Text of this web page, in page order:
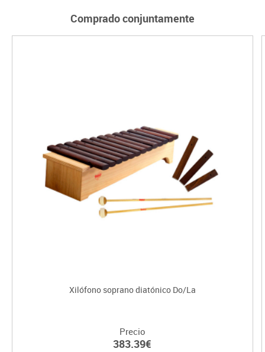
Comprado conjuntamente
Xilófono soprano diatónico Do/La
Precio
383.39€